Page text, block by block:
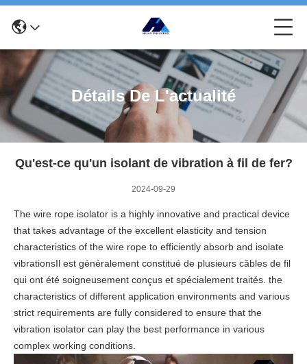
Détails De L'actualité
Qu'est-ce qu'un isolant de vibration à fil de fer?
2024-09-29
The wire rope isolator is a highly innovative and practical device
that takes advantage of the excellent elasticity and tension
characteristics of the wire rope to efficiently absorb and isolate
vibrationsIl est généralement constitué de plusieurs câbles de fil
qui ont été soigneusement conçus et spécialement traités. the
characteristics of different application environments and various
strict requirements are fully considered to ensure that the
vibration isolator can play the best performance in various
complex working conditions.